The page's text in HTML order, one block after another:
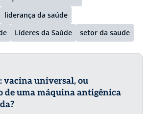
liderança da saúde
Líderes da Saúde setor da saude
vacina universal, ou
de uma máquina antigênica